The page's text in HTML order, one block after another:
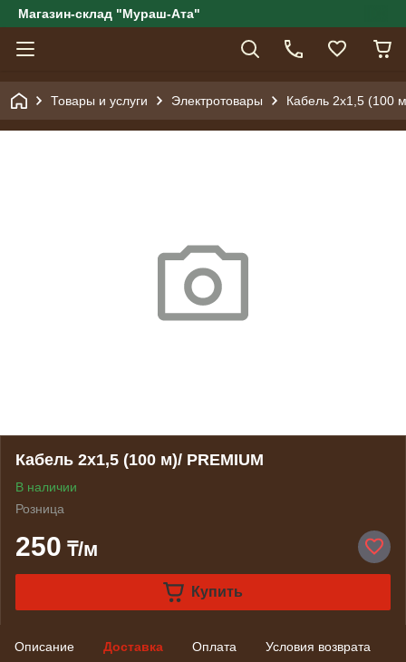
Магазин-склад "Мураш-Ата"
Товары и услуги Электротовары Кабель 2x1,5 (100
Кабель 2x1,5 (100 м)/ PREMIUM
В наличии
Розница
250 ₸/м
Купить
Описание Доставка Оплата Условия возврата